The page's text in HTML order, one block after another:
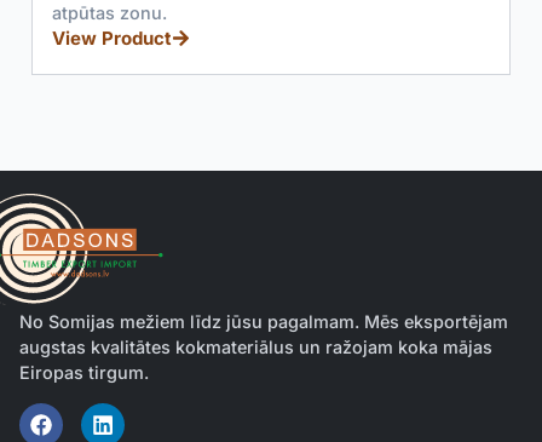
No Somijas mežiem līdz jūsu pagalmam. Mēs eksportējam
augstas kvalitātes kokmateriālus un ražojam koka mājas
Eiropas tirgum.